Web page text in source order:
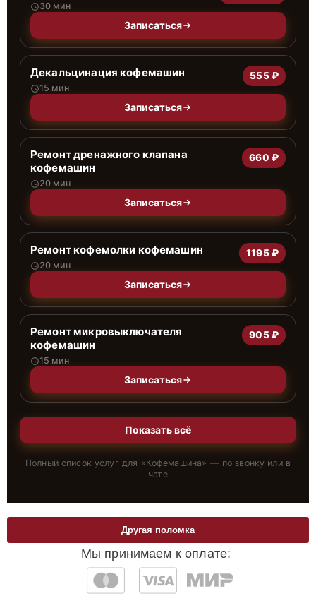
30 мин
Записаться
Декальцинация кофемашин
15 мин
555 ₽
Записаться
Ремонт дренажного клапана
кофемашин
20 мин
660 ₽
Записаться
Ремонт кофемолки кофемашин
20 мин
1195 ₽
Записаться
Ремонт микровыключателя
кофемашин
15 мин
905 ₽
Записаться
Показать всё
Полный список услуг для «Кофемашина» — по звонку или в
чате
Мы принимаем к оплате:
Другая поломка